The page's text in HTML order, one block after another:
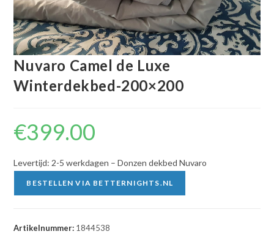
Nuvaro Camel de Luxe
Winterdekbed-200×200
€399.00
Levertijd: 2-5 werkdagen – Donzen dekbed Nuvaro
BESTELLEN VIA BETTERNIGHTS.NL
Artikelnummer: 1844538